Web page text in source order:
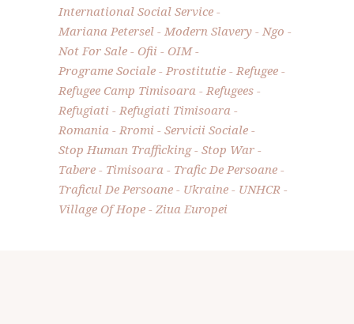
International Social Service
Mariana Petersel
Modern Slavery
Ngo
Not For Sale
Ofii
OIM
Programe Sociale
Prostitutie
Refugee
Refugee Camp Timisoara
Refugees
Refugiati
Refugiati Timisoara
Romania
Rromi
Servicii Sociale
Stop Human Trafficking
Stop War
Tabere
Timisoara
Trafic De Persoane
Traficul De Persoane
Ukraine
UNHCR
Village Of Hope
Ziua Europei